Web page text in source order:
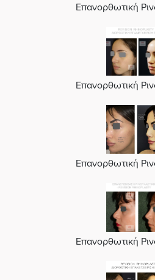
Επανορθωτική
Επανορθωτική
Επανορθωτική
Επανορθωτική